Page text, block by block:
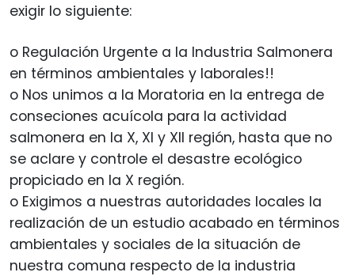
exigir lo siguiente:
o Regulación Urgente a la Industria Salmonera
en términos ambientales y laborales!!
o Nos unimos a la Moratoria en la entrega de
conseciones acuícola para la actividad
salmonera en la X, XI y XII región, hasta que no
se aclare y controle el desastre ecológico
propiciado en la X región.
o Exigimos a nuestras autoridades locales la
realización de un estudio acabado en términos
ambientales y sociales de la situación de
nuestra comuna respecto de la industria